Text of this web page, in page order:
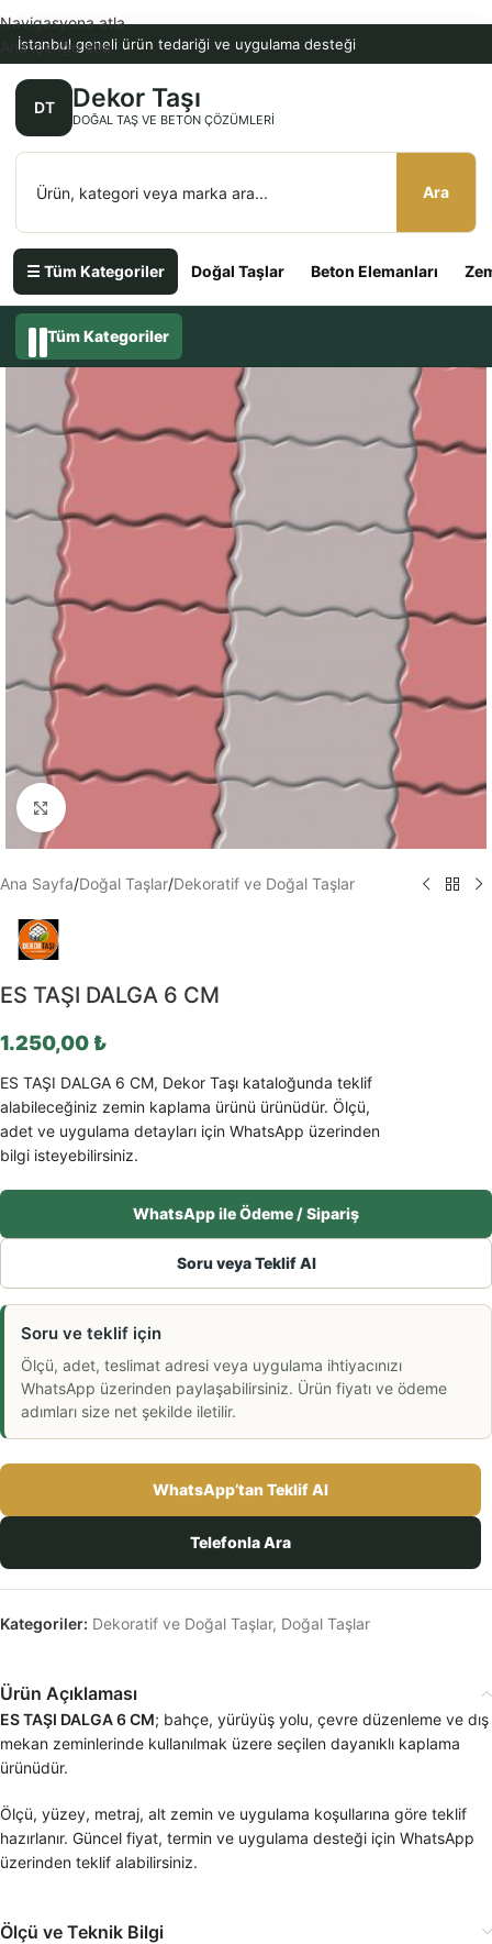
İstanbul geneli ürün tedariği ve uygulama desteği
DT Dekor Taşı
DOĞAL TAŞ VE BETON ÇÖZÜMLERI
Ara
☰ Tüm Kategoriler Doğal Taşlar Beton Elemanları
Navigasyona atla
Ana içeriğe atla
Tüm Kategoriler
Büyütmek için tıklayın
Ana Sayfa/Doğal Taşlar/Dekoratif ve Doğal Taşlar
ES TAŞI DALGA 6 CM
1.250,00 ₺
ES TAŞI DALGA 6 CM, Dekor Taşı kataloğunda teklif
alabileceğiniz zemin kaplama ürünü ürünüdür. Ölçü,
adet ve uygulama detayları için WhatsApp üzerinden
bilgi isteyebilirsiniz.
WhatsApp ile Ödeme / Sipariş
Soru veya Teklif Al
Soru ve teklif için
Ölçü, adet, teslimat adresi veya uygulama ihtiyacınızı
WhatsApp üzerinden paylaşabilirsiniz. Ürün fiyatı ve ödeme
adımları size net şekilde iletilir.
WhatsApp’tan Teklif Al
Telefonla Ara
Kategoriler: Dekoratif ve Doğal Taşlar, Doğal Taşlar
Ürün Açıklaması
ES TAŞI DALGA 6 CM; bahçe, yürüyüş yolu, çevre düzenleme ve dış
mekan zeminlerinde kullanılmak üzere seçilen dayanıklı kaplama
ürünüdür.
Ölçü, yüzey, metraj, alt zemin ve uygulama koşullarına göre teklif
hazırlanır. Güncel fiyat, termin ve uygulama desteği için WhatsApp
üzerinden teklif alabilirsiniz.
Ölçü ve Teknik Bilgi